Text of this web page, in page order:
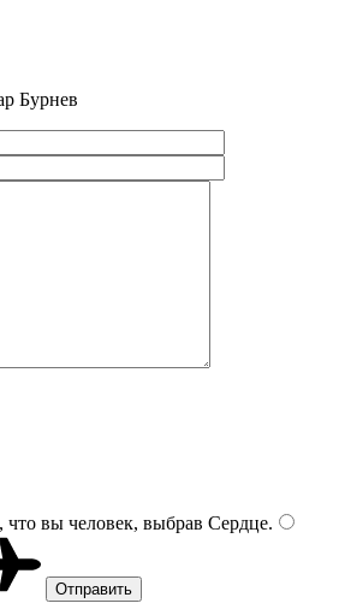
Бурнев
вы человек, выбрав Сердце.